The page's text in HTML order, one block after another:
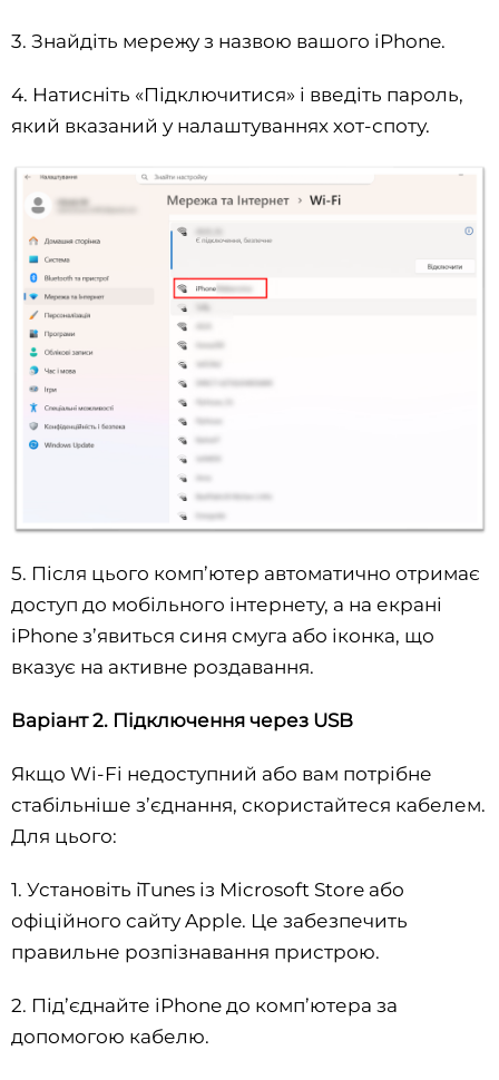
3. Знайдіть мережу з назвою вашого iPhone.
4. Натисніть «Підключитися» і введіть пароль,
який вказаний у налаштуваннях хот-споту.
5. Після цього комп’ютер автоматично отримає
доступ до мобільного інтернету, а на екрані
iPhone з’явиться синя смуга або іконка, що
вказує на активне роздавання.
Варіант 2. Підключення через USB
Якщо Wi-Fi недоступний або вам потрібне
стабільніше з’єднання, скористайтеся кабелем.
Для цього:
1. Установіть iTunes із Microsoft Store або
офіційного сайту Apple. Це забезпечить
правильне розпізнавання пристрою.
2. Під’єднайте iPhone до комп’ютера за
допомогою кабелю.